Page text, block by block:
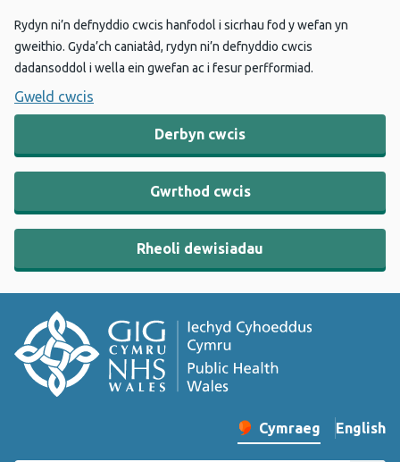
Rydyn ni’n defnyddio cwcis hanfodol i sicrhau fod y wefan yn
gweithio. Gyda’ch caniatâd, rydyn ni’n defnyddio cwcis
dadansoddol i wella ein gwefan ac i fesur perfformiad.
Gweld cwcis
Derbyn cwcis
Gwrthod cwcis
Rheoli dewisiadau
Newid iaith y wefan
Cymraeg English
–